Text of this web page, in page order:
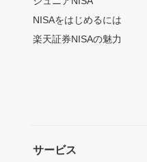
NISAをはじめるには
楽天証券NISAの魅力
サービス